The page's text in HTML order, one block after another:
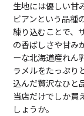
生地には優しい甘
ビアンという品種
練り込むことで、
の香ばしさや甘み
ーな北海道産れん
ラメルをたっぷり
込んだ贅沢なひと
当店だけでしか買
しょうか。